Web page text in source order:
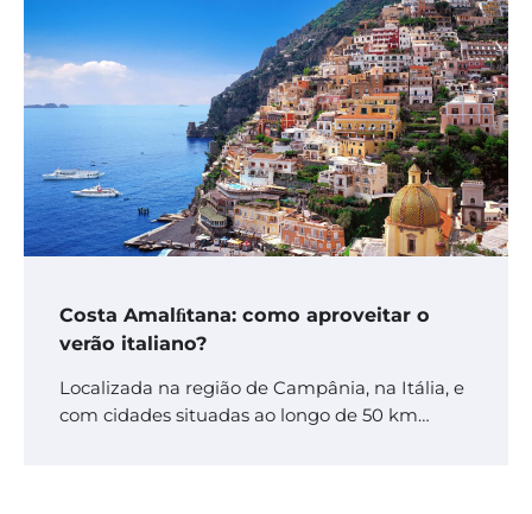
Costa Amalﬁtana: como aproveitar o
verão italiano?
Localizada na região de Campânia, na Itália, e
com cidades situadas ao longo de 50 km…